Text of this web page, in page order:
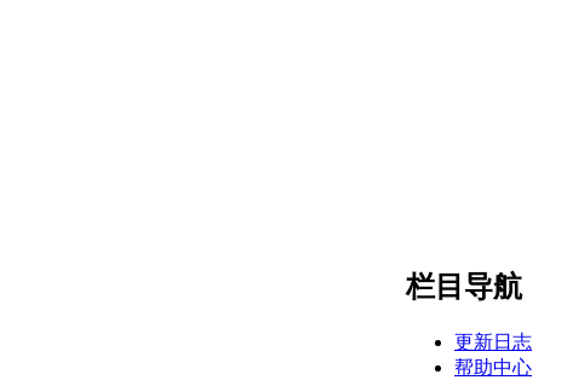
栏目导航
更新日志
帮助中心